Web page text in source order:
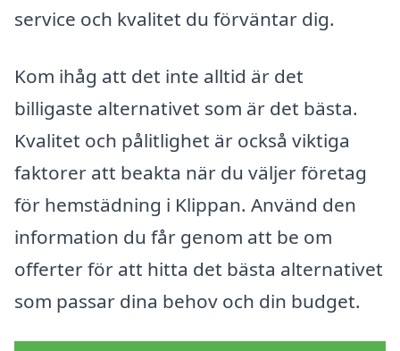
service och kvalitet du förväntar dig.
Kom ihåg att det inte alltid är det
billigaste alternativet som är det bästa.
Kvalitet och pålitlighet är också viktiga
faktorer att beakta när du väljer företag
för hemstädning i Klippan. Använd den
information du får genom att be om
offerter för att hitta det bästa alternativet
som passar dina behov och din budget.